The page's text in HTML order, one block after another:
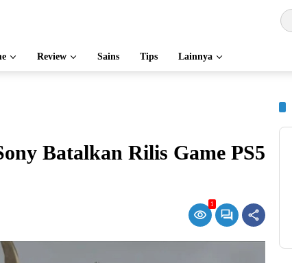
Review Sains Tips Lainnya
Batalkan Rilis Game PS5
1